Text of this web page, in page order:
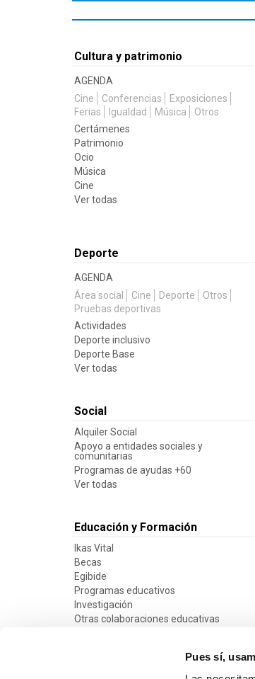
Pues sí,
Cultura y patrimonio
AGENDA
Cine
Conferencias
Exposiciones
Ferias
Igualdad Música
Otros
Certámenes
Patrimonio
Ocio
Música
Cine
Ver todas
Deporte
AGENDA
Área social
Cine Deporte
Otros
Pruebas deportivas
Actividades
Deporte inclusivo
Deporte Base
Ver todas
Social
Alquiler Social
Apoyo a entidades sociales y
comunitarias
Programas de ayudas +60
Ver todas
Educación y Formación
Ikas Vital
Becas
Egibide
Programas educativos
Investigación
Otras colaboraciones educativas